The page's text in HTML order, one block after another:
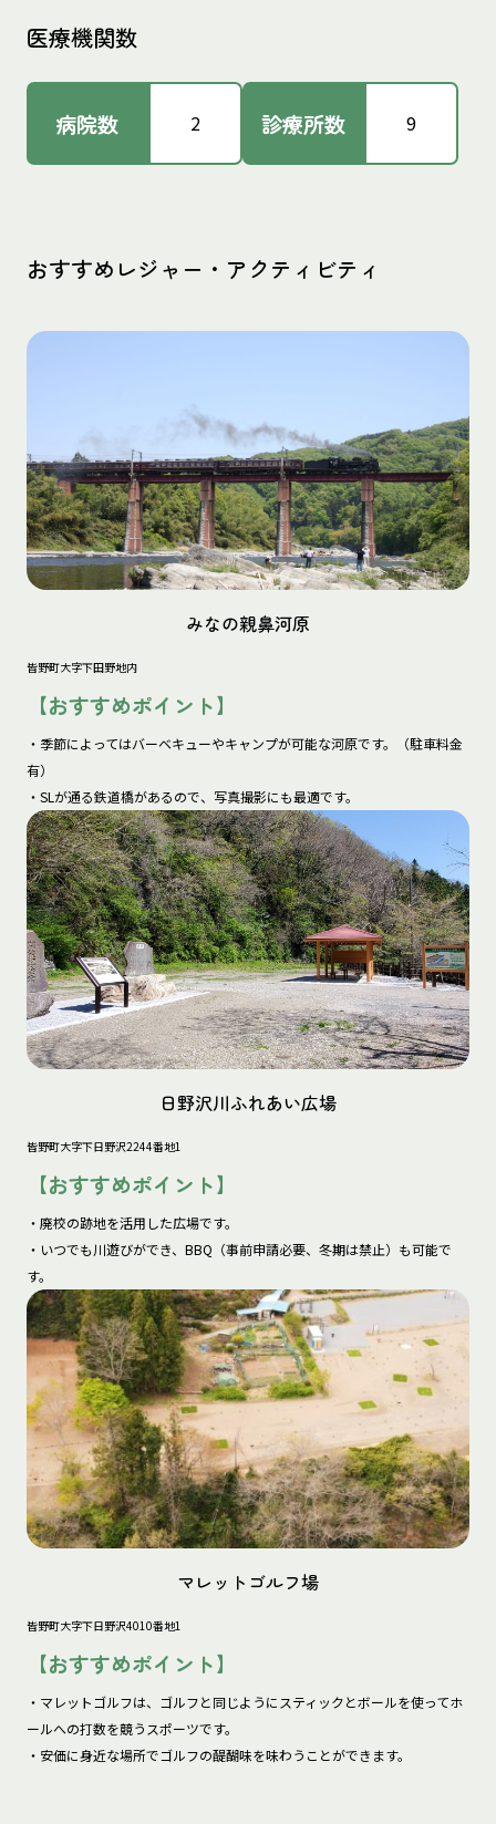
医療機関数
病院数 2 診療所数 9
おすすめレジャー・アクティビティ
みなの親鼻河原
皆野町大字下田野地内
【おすすめポイント】
・季節によってはバーベキューやキャンプが可能な河原です。（駐車料金
有）
・SLが通る鉄道橋があるので、写真撮影にも最適です。
日野沢川ふれあい広場
皆野町大字下日野沢2244番地1
【おすすめポイント】
・廃校の跡地を活用した広場です。
・いつでも川遊びができ、BBQ（事前申請必要、冬期は禁止）も可能で
す。
マレットゴルフ場
皆野町大字下日野沢4010番地1
【おすすめポイント】
・マレットゴルフは、ゴルフと同じようにスティックとボールを使ってホ
ールへの打数を競うスポーツです。
・安価に身近な場所でゴルフの醍醐味を味わうことができます。